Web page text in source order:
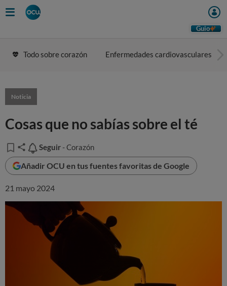
Guio
Todo sobre corazón Enfermedades cardiovasculares
Noticia
Cosas que no sabías sobre el té
Seguir
Seguir - Corazón
Añadir OCU en tus fuentes favoritas de Google
21 mayo 2024